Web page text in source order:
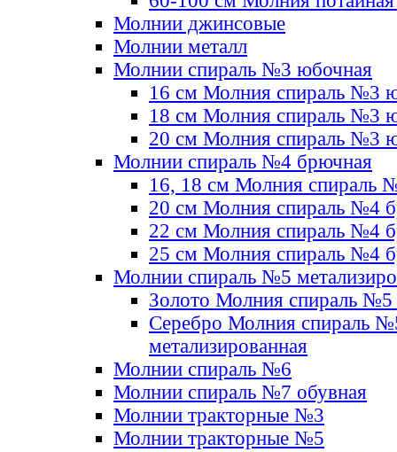
Молнии джинсовые
Молнии металл
Молнии спираль №3 юбочная
16 см Молния спираль №3
18 см Молния спираль №3
20 см Молния спираль №3
Молнии спираль №4 брючная
16, 18 см Молния спираль
20 см Молния спираль №4
22 см Молния спираль №4
25 см Молния спираль №4
Молнии спираль №5
Золото Молния спираль №5
Серебро Молния спираль
метализированная
Молнии спираль №6
Молнии спираль №7 обувная
Молнии тракторные №3
Молнии тракторные №5